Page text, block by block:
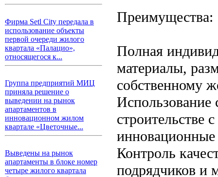
Фирма Setl City передала в
использование объекты
первой очереди жилого
квартала «Палацио»,
относящегося к...
Группа предприятий МИЦ
приняла решение о
выведении на рынок
апартаментов в
инновационном жилом
квартале «Цветочные...
Выведены на рынок
апартаменты в блоке номер
четыре жилого квартала
Преимущества:
Полная
материалы,
собственному
Использование
строительстве
Контроль
подрядчиков и